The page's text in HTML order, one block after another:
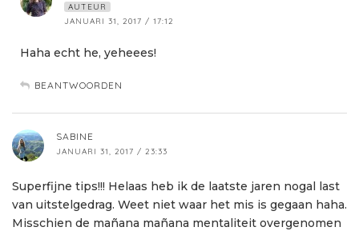
AUTEUR
JANUARI 31, 2017 / 17:12
Haha echt he, yeheees!
BEANTWOORDEN
SABINE
JANUARI 31, 2017 / 23:33
Superfijne tips!!! Helaas heb ik de laatste jaren nogal last
van uitstelgedrag. Weet niet waar het mis is gegaan haha.
Misschien de mañana mañana mentaliteit overgenomen